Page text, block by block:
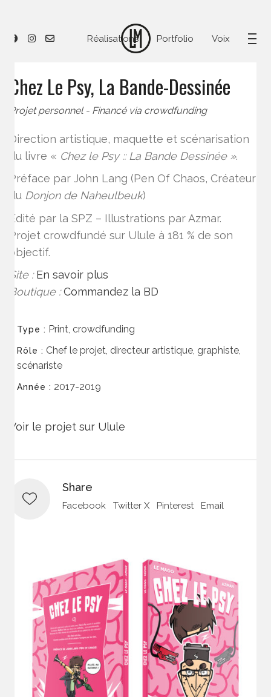
Réalisations Portfolio Voix
Chez Le Psy, La Bande-Dessinée
Projet personnel - Financé via crowdfunding
Direction artistique, maquette et scénarisation
du livre « Chez le Psy :: La Bande Dessinée ».
Préface par John Lang (Pen Of Chaos, Créateur
du Donjon de Naheulbeuk)
Édité par la SPZ – Illustrations par Azmar.
Projet crowdfundé sur Ulule à 181 % de son
objectif.
Site :En savoir plus
Boutique :Commandez la BD
Type : Print, crowdfunding
Rôle : Chef le projet, directeur artistique, graphiste,
scénariste
Année : 2017-2019
Voir le projet sur Ulule
Share
Facebook Twitter X Pinterest Email